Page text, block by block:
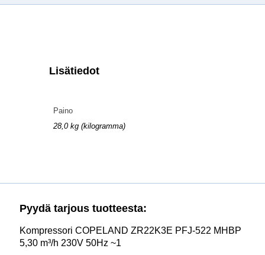
Lisätiedot
Paino
28,0 kg (kilogramma)
Pyydä tarjous tuotteesta:
Kompressori COPELAND ZR22K3E PFJ-522 MHBP
5,30 m³/h 230V 50Hz ~1